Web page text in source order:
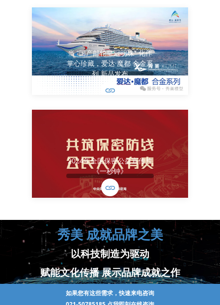
当 “国产邮轮皇冠明珠” 化作
掌心珍藏，爱达·魔都 合金系
列 新品发布
2024年全国保密公益宣传片
《一秒钟》
秀美 成就品牌之美
以科技制造为驱动
赋能文化传播 展示品牌成就之作
如果您有这些需求，快速来电咨询